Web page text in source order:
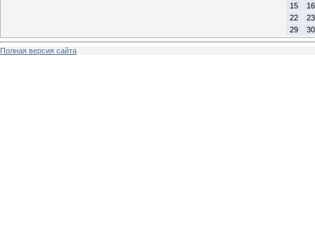
15
16
22
23
29
30
Полная версия сайта